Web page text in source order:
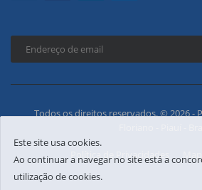
Todos os direitos reservados. © 2026 -
Política de Privacidades
Este site usa cookies.
Ao continuar a navegar no site está a
utilização de cookies.